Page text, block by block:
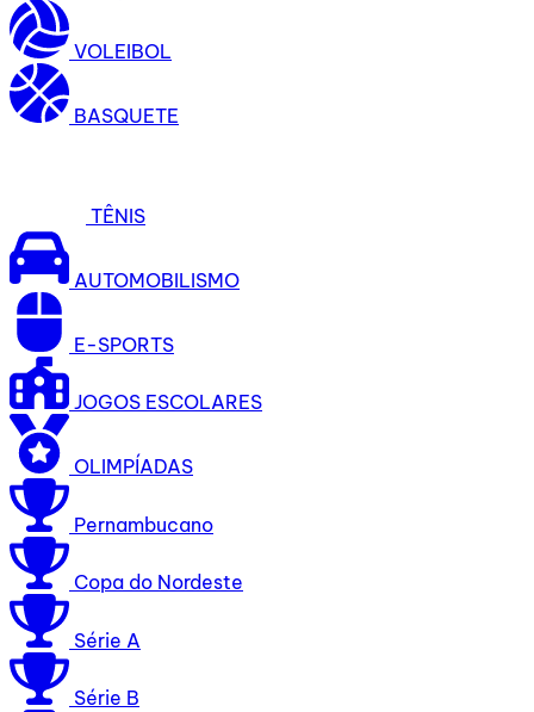
VOLEIBOL
BASQUETE
TÊNIS
AUTOMOBILISMO
E-SPORTS
JOGOS ESCOLARES
OLIMPÍADAS
Pernambucano
Copa do Nordeste
Série A
Série B